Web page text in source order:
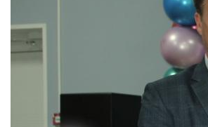
Решение Думы «О гербе
Партизанского городского
Историческая справка
Почётные жители